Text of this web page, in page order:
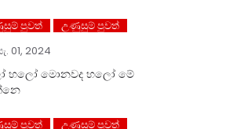
පුවත්
උණුසුම් පුවත්
01, 2024
⁣හලෝ මොනවද හලෝ මේ
පුවත්
උණුසුම් පුවත්